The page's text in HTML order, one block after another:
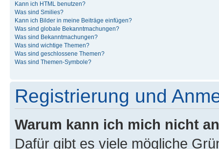
Kann ich HTML benutzen?
Was sind Smilies?
Kann ich Bilder in meine Beiträge einfügen?
Was sind globale Bekanntmachungen?
Was sind Bekanntmachungen?
Was sind wichtige Themen?
Was sind geschlossene Themen?
Was sind Themen-Symbole?
Registrierung und
Warum kann ich mich nicht
Dafür gibt es viele mögliche